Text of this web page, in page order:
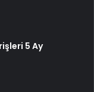
5 Ay